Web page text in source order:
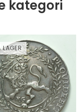
kategori
LAGER